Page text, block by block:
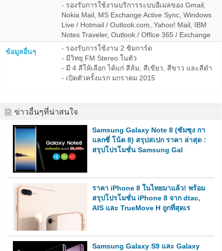
- รองรับการใช้งานบริการระบบอีเมลของ Gmail,
Nokia Mail, MS Exchange Active Sync, Windows
Live / Hotmail / Outlook.com, Yahoo! Mail, IBM
Notes Traveler, Outlook / Office 365 / Exchange
ข้อมูลอื่นๆ
- รองรับการใช้งาน 2 ซิมการ์ด
- มีวิทยุ FM Stereo ในตัว
- มี 4 สีให้เลือก ได้แก่ สีส้ม, สีเขียว, สีขาว และสีดำ
- เปิดตัวครั้งแรก มกราคม 2015
ข่าวอื่นๆที่น่าสนใจ
Samsung Galaxy Note 8 (ซัมซุง กา
แลกซี่ โน้ต 8) สรุปสเปก ราคา ล่าสุด :
สรุปโปรโมชั่น Samsung Gal
ราคา iPhone 8 ในไทยมาแล้ว! พร้อม
สรุปโปรโมชั่น iPhone 8 จาก dtac,
AIS และ TrueMove H ถูกที่สุดเร
Samsung Galaxy S9 และ Galaxy